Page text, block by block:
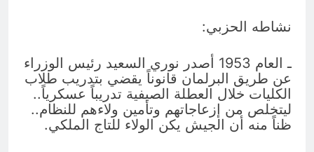
نشاطه الحزبي:
ـ العام 1953 أصدر نوري السعيد رئيس الوزراء
عن طريق البرلمان قانوناً يقضي بتدريب طلاب
الكليات خلال العطلة الصيفية تدريباً عسكرياً..
ليتخلص من إزعاجاتهم وتأمين ولاءهم للنظام..
ظناً منه أن الجيش يكن الولاء للتاج الملكي.